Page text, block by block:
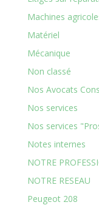
Machines
Matériel
Mécanique
Non classé
Nos Avocats
Nos services
Nos services
Notes internes
NOTRE
NOTRE RESEAU
Peugeot 208